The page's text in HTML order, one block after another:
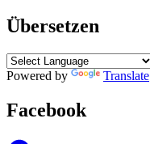
Übersetzen
Powered by Translate
Facebook